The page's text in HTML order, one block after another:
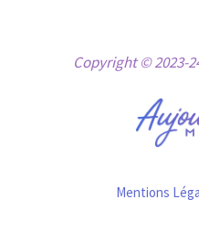
Copyright © 2023-
Mentions